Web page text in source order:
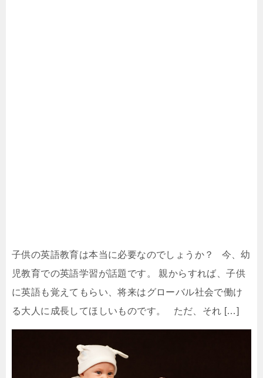
子供の英語教育は本当に必要なのでしょうか？ 今、幼
児教育での英語学習が話題です。 親からすれば、子供
に英語も覚えてもらい、将来はグローバル社会で働け
る大人に成長してほしいものです。 ただ、それ […]